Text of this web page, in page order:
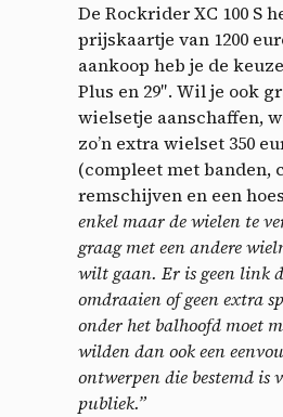
De Rockrider XC 100 S
prijskaartje van 1200
aankoop heb je de
Plus en 29″. Wil je ook
wielsetje aanschaffen,
zo’n extra wielset 350
(compleet met banden,
remschijven en een
enkel maar de wielen te
graag met een andere
wilt gaan. Er is geen link
omdraaien of geen extra
onder het balhoofd moet
wilden dan ook een
ontwerpen die bestemd is
publiek.”